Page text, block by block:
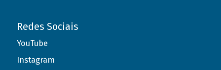
Redes Sociais
YouTube
Instagram